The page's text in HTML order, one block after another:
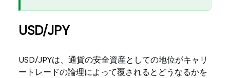
USD/JPY
USD/JPYは、通貨の安全資産としての地位がキャリ
ートレードの論理によって覆されるとどうなるかを